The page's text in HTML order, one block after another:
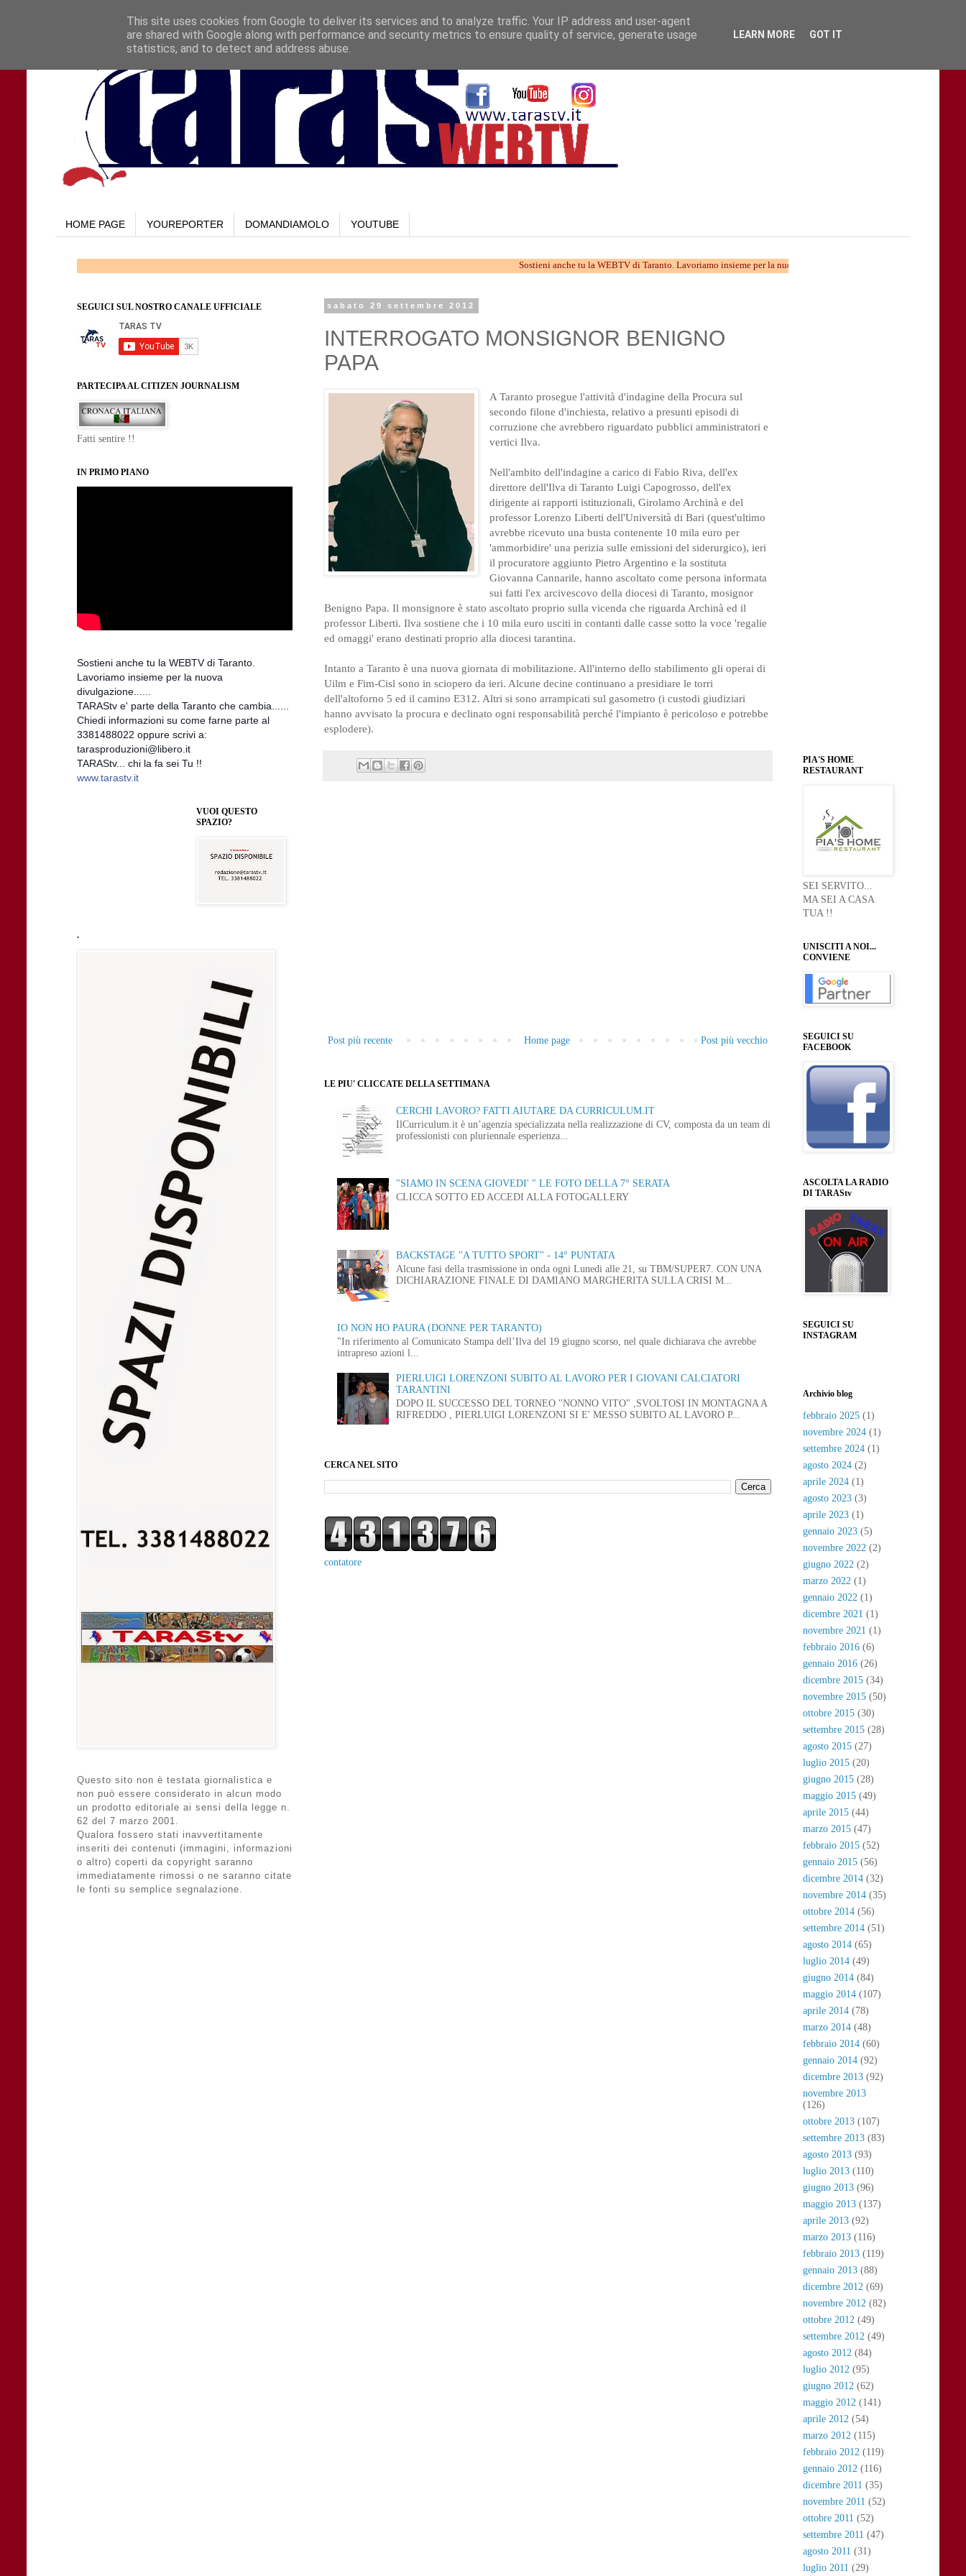
HOME PAGE YOUREPORTER DOMANDIAMOLO YOUTUBE
Sostieni anche tu la WEBTV di Taranto. Lavoriamo insieme per la nuova divulgazione...... TARAStv e' parte della
sabato 29 settembre 2012
INTERROGATO MONSIGNOR BENIGNO
PAPA
A Taranto prosegue l'attività d'indagine della Procura sul
secondo filone d'inchiesta, relativo a presunti episodi di
corruzione che avrebbero riguardato pubblici amministratori e
vertici Ilva.
Nell'ambito dell'indagine a carico di Fabio Riva, dell'ex
direttore dell'Ilva di Taranto Luigi Capogrosso, dell'ex
dirigente ai rapporti istituzionali, Girolamo Archinà e del
professor Lorenzo Liberti dell'Università di Bari (quest'ultimo
avrebbe ricevuto una busta contenente 10 mila euro per
'ammorbidire' una perizia sulle emissioni del siderurgico), ieri
il procuratore aggiunto Pietro Argentino e la sostituta
Giovanna Cannarile, hanno ascoltato come persona informata
sui fatti l'ex arcivescovo della diocesi di Taranto, mosignor
Benigno Papa. Il monsignore è stato ascoltato proprio sulla vicenda che riguarda Archinà ed il
professor Liberti. Ilva sostiene che i 10 mila euro usciti in contanti dalle casse sotto la voce 'regalie
ed omaggi' erano destinati proprio alla diocesi tarantina.
Intanto a Taranto è una nuova giornata di mobilitazione. All'interno dello stabilimento gli operai di
Uilm e Fim-Cisl sono in sciopero da ieri. Alcune decine continuano a presidiare le torri
dell'altoforno 5 ed il camino E312. Altri si sono arrampicati sul gasometro (i custodi giudiziari
hanno avvisato la procura e declinato ogni responsabilità perché l'impianto è pericoloso e potrebbe
esplodere).
Post più recente Post più vecchio
Home page
LE PIU' CLICCATE DELLA SETTIMANA
CERCHI LAVORO? FATTI AIUTARE DA CURRICULUM.IT
IlCurriculum.it è un’agenzia specializzata nella realizzazione di CV, composta da un team di
professionisti con pluriennale esperienza...
"SIAMO IN SCENA GIOVEDI' " LE FOTO DELLA 7° SERATA
CLICCA SOTTO ED ACCEDI ALLA FOTOGALLERY
BACKSTAGE "A TUTTO SPORT" - 14° PUNTATA
Alcune fasi della trasmissione in onda ogni Lunedi alle 21, su TBM/SUPER7. CON UNA
DICHIARAZIONE FINALE DI DAMIANO MARGHERITA SULLA CRISI M...
IO NON HO PAURA (DONNE PER TARANTO)
"In riferimento al Comunicato Stampa dell’Ilva del 19 giugno scorso, nel quale dichiarava che avrebbe
intrapreso azioni l...
PIERLUIGI LORENZONI SUBITO AL LAVORO PER I GIOVANI CALCIATORI
TARANTINI
DOPO IL SUCCESSO DEL TORNEO "NONNO VITO" ,SVOLTOSI IN MONTAGNA A
RIFREDDO , PIERLUIGI LORENZONI SI E' MESSO SUBITO AL LAVORO P...
CERCA NEL SITO
contatore
SEGUICI SUL NOSTRO CANALE UFFICIALE
PARTECIPA AL CITIZEN JOURNALISM
Fatti sentire !!
IN PRIMO PIANO
Sostieni anche tu la WEBTV di Taranto.
Lavoriamo insieme per la nuova
divulgazione......
TARAStv e' parte della Taranto che cambia......
Chiedi informazioni su come farne parte al
3381488022 oppure scrivi a:
tarasproduzioni@libero.it
TARAStv... chi la fa sei Tu !!
www.tarastv.it
VUOI QUESTO
SPAZIO?
.
Questo sito non è testata giornalistica e
non può essere considerato in alcun modo
un prodotto editoriale ai sensi della legge n.
62 del 7 marzo 2001.
Qualora fossero stati inavvertitamente
inseriti dei contenuti (immagini, informazioni
o altro) coperti da copyright saranno
immediatamente rimossi o ne saranno citate
le fonti su semplice segnalazione.
PIA'S HOME
RESTAURANT
SEI SERVITO...
MA SEI A CASA
TUA !!
UNISCITI A NOI...
CONVIENE
SEGUICI SU
FACEBOOK
ASCOLTA LA RADIO
DI TARAStv
SEGUICI SU
INSTAGRAM
Archivio blog
febbraio 2025 (1)
novembre 2024 (1)
settembre 2024 (1)
agosto 2024 (2)
aprile 2024 (1)
agosto 2023 (3)
aprile 2023 (1)
gennaio 2023 (5)
novembre 2022 (2)
giugno 2022 (2)
marzo 2022 (1)
gennaio 2022 (1)
dicembre 2021 (1)
novembre 2021 (1)
febbraio 2016 (6)
gennaio 2016 (26)
dicembre 2015 (34)
novembre 2015 (50)
ottobre 2015 (30)
settembre 2015 (28)
agosto 2015 (27)
luglio 2015 (20)
giugno 2015 (28)
maggio 2015 (49)
aprile 2015 (44)
marzo 2015 (47)
febbraio 2015 (52)
gennaio 2015 (56)
dicembre 2014 (32)
novembre 2014 (35)
ottobre 2014 (56)
settembre 2014 (51)
agosto 2014 (65)
luglio 2014 (49)
giugno 2014 (84)
maggio 2014 (107)
aprile 2014 (78)
marzo 2014 (48)
febbraio 2014 (60)
gennaio 2014 (92)
dicembre 2013 (92)
novembre 2013
(126)
ottobre 2013 (107)
settembre 2013 (83)
agosto 2013 (93)
luglio 2013 (110)
giugno 2013 (96)
maggio 2013 (137)
aprile 2013 (92)
marzo 2013 (116)
febbraio 2013 (119)
gennaio 2013 (88)
dicembre 2012 (69)
novembre 2012 (82)
ottobre 2012 (49)
settembre 2012 (49)
agosto 2012 (84)
luglio 2012 (95)
giugno 2012 (62)
maggio 2012 (141)
aprile 2012 (54)
marzo 2012 (115)
febbraio 2012 (119)
gennaio 2012 (116)
dicembre 2011 (35)
novembre 2011 (52)
ottobre 2011 (52)
settembre 2011 (47)
agosto 2011 (31)
luglio 2011 (29)
This site uses cookies from Google to deliver its services and to analyze traffic. Your IP address and user-agent
are shared with Google along with performance and security metrics to ensure quality of service, generate usage
statistics, and to detect and address abuse.
LEARN MORE GOT IT